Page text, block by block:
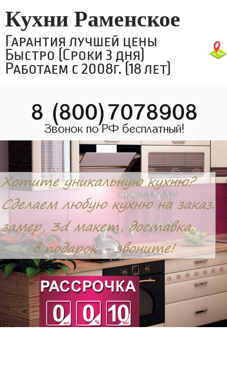
Кухни Раменское
Гарантия лучшей цены
Быстро (Сроки 3 дня)
Работаем с 2008г. (18 лет)
8 (800)7078908
Звонок по РФ бесплатный!